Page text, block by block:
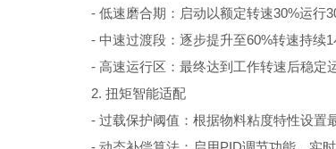
- 低速磨合期：启动以额定转速30%运行30
- 中速过渡段：逐步提升至60%转速持续1
- 高速运行区：最终达到工作转速后稳定
2. 扭矩智能适配
- 过载保护阈值：根据物料粘度特性设置最